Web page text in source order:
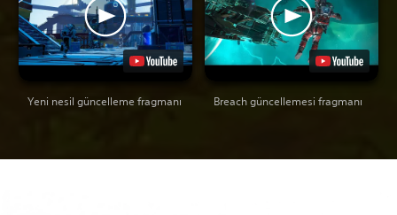
Yeni nesil güncelleme fragmanı Breach güncellemesi fragmanı